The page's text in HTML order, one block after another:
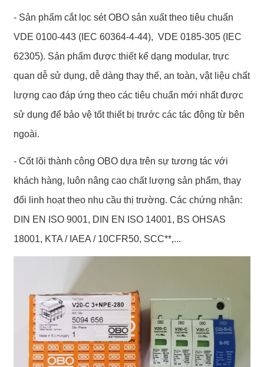
- Sản phẩm cắt lọc sét OBO sản xuất theo tiêu chuẩn
VDE 0100-443 (IEC 60364-4-44), VDE 0185-305 (IEC
62305). Sản phẩm được thiết kế dạng modular, trực
quan dễ sử dụng, dễ dàng thay thế, an toàn, vật liệu chất
lượng cao đáp ứng theo các tiêu chuẩn mới nhất được
sử dụng để bảo vệ tốt thiết bị trước các tác động từ bên
ngoài.
- Cốt lõi thành công OBO dựa trên sự tương tác với
khách hàng, luôn nâng cao chất lượng sản phẩm, thay
đổi linh hoạt theo nhu cầu thị trường. Các chứng nhận:
DIN EN ISO 9001, DIN EN ISO 14001, BS OHSAS
18001, KTA / IAEA / 10CFR50, SCC**,...